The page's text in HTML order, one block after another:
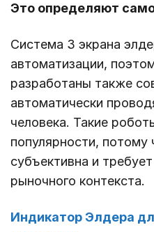
Это определяют
Система 3 экрана
автоматизации,
разработаны также
автоматически
человека. Такие
популярности, потому
субъективна и
рыночного контекста.
Индикатор Элдера